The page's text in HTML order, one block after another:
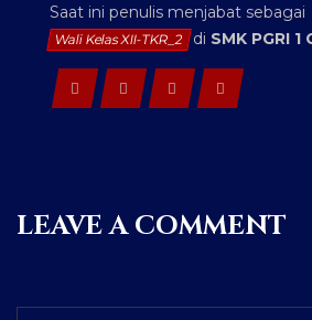
Saat ini penulis menjabat sebagai
Wali Kelas XII-TKR_2 di SMK PGRI 1
LEAVE A COMMENT